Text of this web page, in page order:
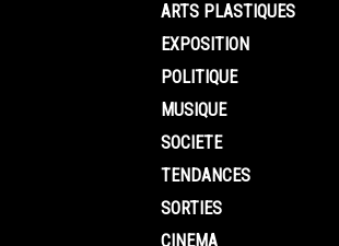
ARTS PLASTIQUES
EXPOSITION
POLITIQUE
MUSIQUE
SOCIETE
TENDANCES
SORTIES
CINEMA